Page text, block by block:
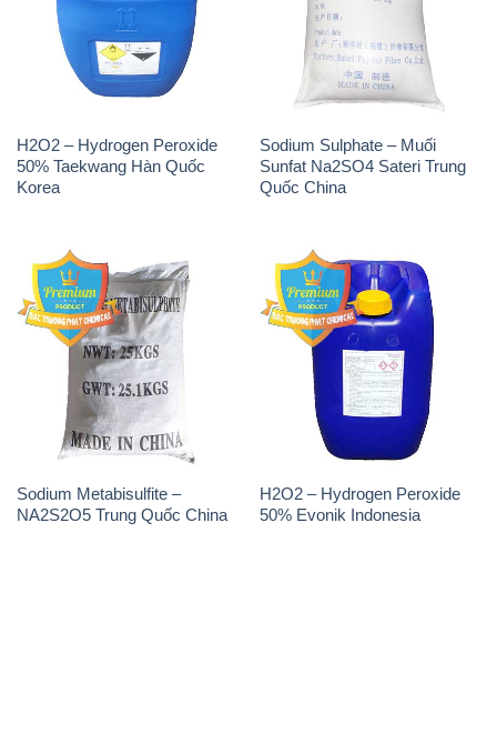
H2O2 – Hydrogen Peroxide
50% Taekwang Hàn Quốc
Korea
Sodium Sulphate – Muối
Sunfat Na2SO4 Sateri Trung
Quốc China
Sodium Metabisulfite –
NA2S2O5 Trung Quốc China
H2O2 – Hydrogen Peroxide
50% Evonik Indonesia